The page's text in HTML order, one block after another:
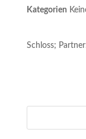
Kategorien
Schloss;